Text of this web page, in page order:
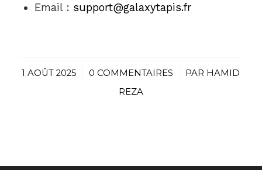
Email : support@galaxytapis.fr
1 AOÛT 2025
/ 0 COMMENTAIRES
/ PAR HAMID
REZA